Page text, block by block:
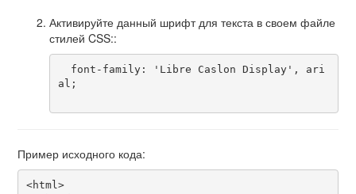
Активируйте данный шрифт для текста в своем файле
стилей CSS::
al;
Пример исходного кода:
<html>